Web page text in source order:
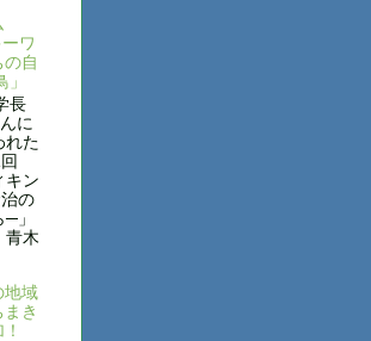
ワ
自
長
に
れた
キン
の
」
青木
地域
き